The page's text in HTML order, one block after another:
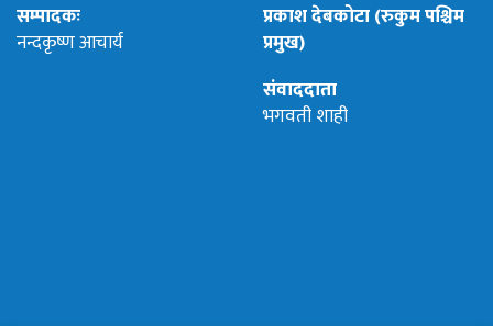
सम्पादकः
नन्दकृष्ण आचार्य
प्रकाश देबकोटा (रुकुम पश्चिम
प्रमुख)
संवाददाता
भगवती शाही